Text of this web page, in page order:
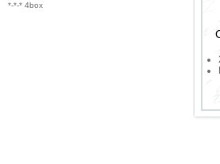
*-*-* 4box